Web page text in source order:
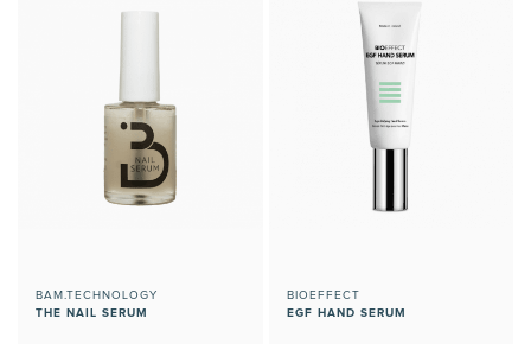
BAM.TECHNOLOGY
THE NAIL SERUM
BIOEFFECT
EGF HAND SERUM